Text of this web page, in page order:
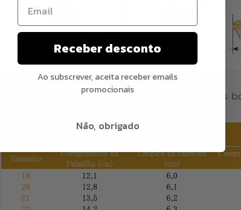
Abaixo pode ver o guia de tamanhos para as
Receber desconto
Ao subscrever, aceita receber emails
promocionais
Não, obrigado